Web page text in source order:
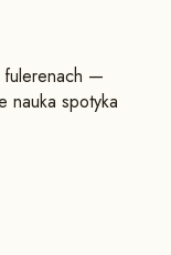
fulerenach —
nauka spotyka